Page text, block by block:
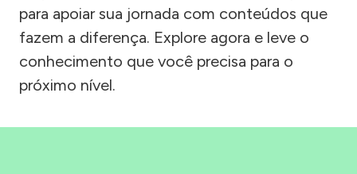
para apoiar sua jornada com conteúdos que
fazem a diferença. Explore agora e leve o
conhecimento que você precisa para o
próximo nível.